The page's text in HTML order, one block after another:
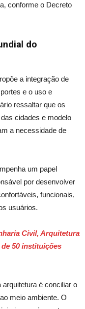
conforme o Decreto
do
a integração de
e o uso e
ressaltar que os
cidades e modelo
a necessidade de
um papel
por desenvolver
funcionais,
usuários.
Civil, Arquitetura
50 instituições
arquitetura é conciliar o
meio ambiente. O